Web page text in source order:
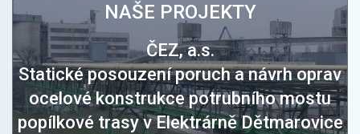
NAŠE PROJEKTY
ČEZ, a.s.
Statické posouzení poruch a návrh oprav
ocelové konstrukce potrubního mostu
popílkové trasy v Elektrárně Dětmarovice